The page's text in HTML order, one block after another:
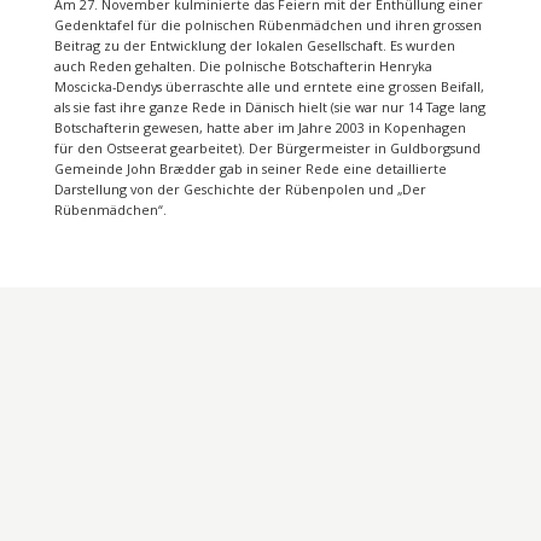
Am 27. November kulminierte das Feiern mit der Enthüllung einer
Gedenktafel für die polnischen Rübenmädchen und ihren grossen
Beitrag zu der Entwicklung der lokalen Gesellschaft. Es wurden
auch Reden gehalten. Die polnische Botschafterin Henryka
Moscicka-Dendys überraschte alle und erntete eine grossen Beifall,
als sie fast ihre ganze Rede in Dänisch hielt (sie war nur 14 Tage lang
Botschafterin gewesen, hatte aber im Jahre 2003 in Kopenhagen
für den Ostseerat gearbeitet). Der Bürgermeister in Guldborgsund
Gemeinde John Brædder gab in seiner Rede eine detaillierte
Darstellung von der Geschichte der Rübenpolen und „Der
Rübenmädchen“.